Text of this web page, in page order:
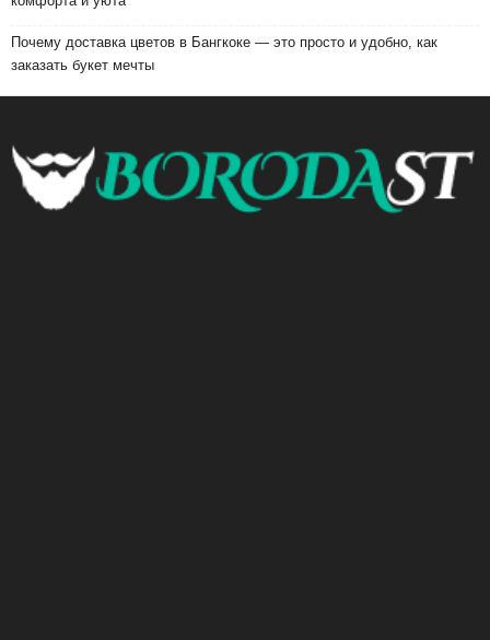
Почему доставка цветов в Бангкоке — это просто и удобно, как
заказать букет мечты